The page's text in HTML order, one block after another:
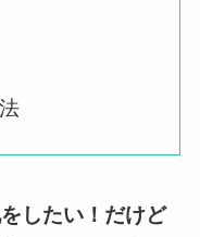
したい！だけど